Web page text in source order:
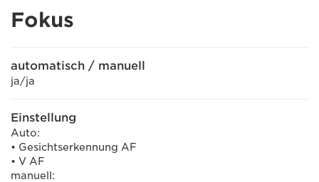
Fokus
automatisch / manuell
ja/ja
Einstellung
Auto:
• Gesichtserkennung AF
• V AF
manuell: